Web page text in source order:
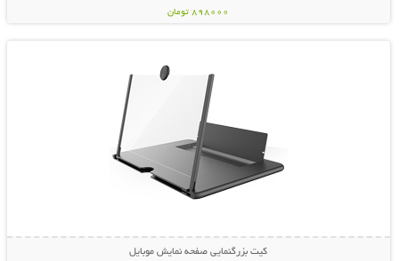
898000 تومان
کیت بزرگنمایی صفحه نمایش موبایل